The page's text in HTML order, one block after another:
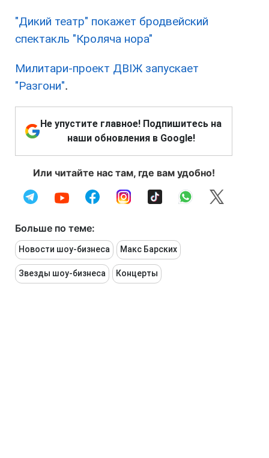
"Дикий театр" покажет бродвейский
спектакль "Кроляча нора"
Милитари-проект ДВІЖ запускает
"Разгони".
Не упустите главное! Подпишитесь на
наши обновления в Google!
Или читайте нас там, где вам удобно!
Больше по теме:
Новости шоу-бизнеса Макс Барских
Звезды шоу-бизнеса Концерты